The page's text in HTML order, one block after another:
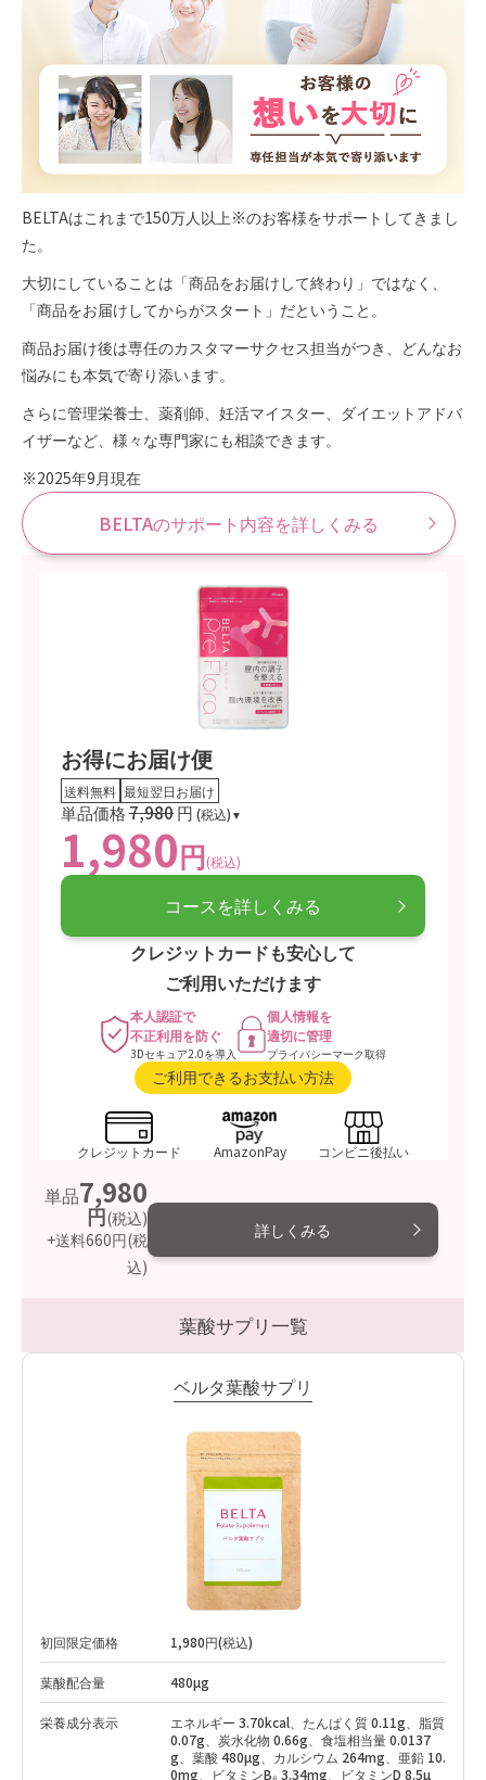
BELTAはこれまで150万人以上※のお客様をサポートしてきまし
た。
大切にしていることは「商品をお届けして終わり」ではなく、
「商品をお届けしてからがスタート」だということ。
商品お届け後は専任のカスタマーサクセス担当がつき、どんなお
悩みにも本気で寄り添います。
さらに管理栄養士、薬剤師、妊活マイスター、ダイエットアドバ
イザーなど、様々な専門家にも相談できます。
※2025年9月現在
BELTAのサポート内容を詳しくみる
お得にお届け便
送料無料 最短翌日お届け
単品価格7,980円 (税込)
1,980円(税込)
コースを詳しくみる
クレジットカードも安心して
ご利用いただけます
本人認証で
不正利用を防ぐ
3Dセキュア2.0を導入
個人情報を
適切に管理
プライバシーマーク取得
ご利用できるお支払い方法
クレジットカード AmazonPay コンビニ後払い
単品7,980
円(税込)
+送料660円(税
込)
詳しくみる
葉酸サプリ一覧
ベルタ葉酸サプリ
初回限定価格 1,980円(税込)
葉酸配合量 480µg
栄養成分表示
エネルギー 3.70kcal、たんぱく質 0.11g、脂質
0.07g、炭水化物 0.66g、食塩相当量 0.0137
g、葉酸 480µg、カルシウム 264mg、亜鉛 10.
0mg、ビタミンB₆ 3.34mg、ビタミンD 8.5µ